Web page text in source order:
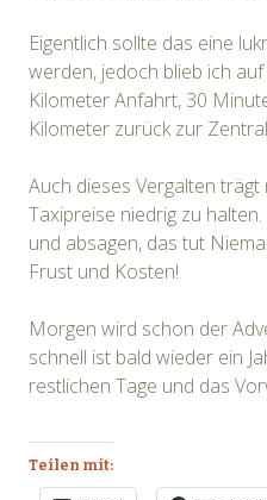
Eigentlich sollte das eine
werden, jedoch blieb ich
Kilometer Anfahrt, 30
Kilometer zurück zur
Auch dieses Vergalten
Taxipreise niedrig zu
und absagen, das tut
Frust und Kosten!
Morgen wird schon der
schnell ist bald wieder ein
restlichen Tage und das
Teilen mit: